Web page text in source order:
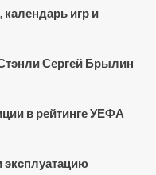
игр и
Сергей Брылин
в рейтинге УЕФА
эксплуатацию